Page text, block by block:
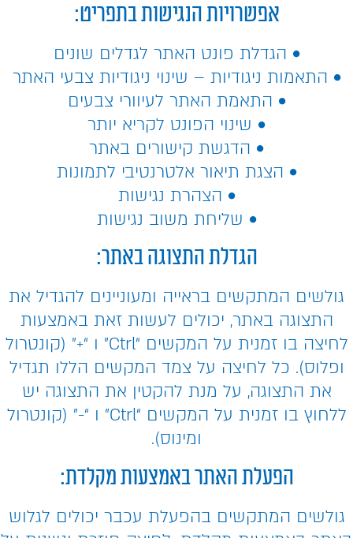
אפשרויות הנגישות בתפריט:
• הגדלת פונט האתר לגדלים שונים
• התאמות ניגודיות – שינוי ניגודיות צבעי האתר
• התאמת האתר לעיוורי צבעים
• שינוי הפונט לקריא יותר
• הדגשת קישורים באתר
• הצגת תיאור אלטרנטיבי לתמונות
• הצהרת נגישות
• שליחת משוב נגישות
הגדלת התצוגה באתר:
גולשים המתקשים בראייה ומעוניינים להגדיל את
התצוגה באתר, יכולים לעשות זאת באמצעות
לחיצה בו זמנית על המקשים “Ctrl” ו “+” (קונטרול
ופלוס). כל לחיצה על צמד המקשים הללו תגדיל
את התצוגה, על מנת להקטין את התצוגה יש
ללחוץ בו זמנית על המקשים “Ctrl” ו “-” (קונטרול
ומינוס).
הפעלת האתר באמצעות מקלדת:
גולשים המתקשים בהפעלת עכבר יכולים לגלוש